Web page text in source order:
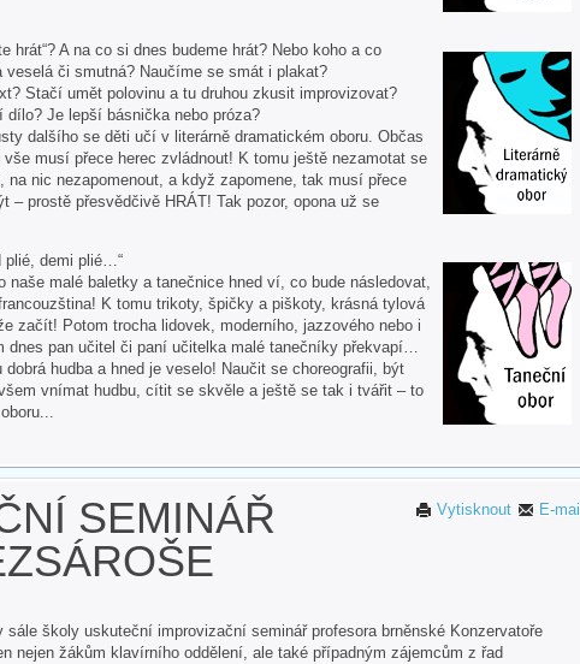
hrát“? A na co si dnes budeme hrát? Nebo koho a co
veselá či smutná? Naučíme se smát i plakat?
Stačí umět polovinu a tu druhou zkusit improvizovat?
dílo? Je lepší básnička nebo próza?
dalšího se děti učí v literárně dramatickém oboru. Občas
musí přece herec zvládnout! K tomu ještě nezamotat se
na nic nezapomenout, a když zapomene, tak musí přece
– prostě přesvědčivě HRÁT! Tak pozor, opona už se
plié, demi plié…“
naše malé baletky a tanečnice hned ví, co bude následovat,
K tomu trikoty, špičky a piškoty, krásná tylová
začít! Potom trocha lidovek, moderního, jazzového nebo i
dnes pan učitel či paní učitelka malé tanečníky překvapí…
hudba a hned je veselo! Naučit se choreografii, být
vnímat hudbu, cítit se skvěle a ještě se tak i tvářit – to
E-mail
Vytisknout
SEMINÁŘ
sále školy uskuteční improvizační seminář profesora brněnské Konzervatoře
nejen žákům klavírního oddělení, ale také případným zájemcům z řad